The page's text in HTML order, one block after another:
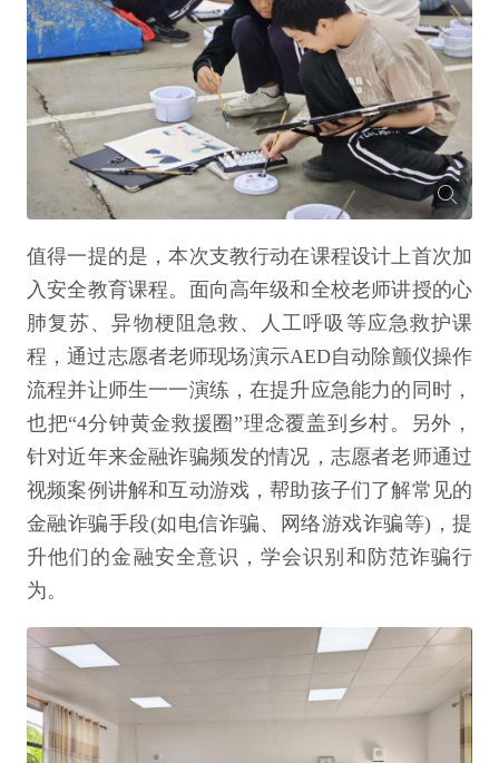
值得一提的是，本次支教行动在课程设计上首次加
入安全教育课程。面向高年级和全校老师讲授的心
肺复苏、异物梗阻急救、人工呼吸等应急救护课
程，通过志愿者老师现场演示AED自动除颤仪操作
流程并让师生一一演练，在提升应急能力的同时，
也把“4分钟黄金救援圈”理念覆盖到乡村。另外，
针对近年来金融诈骗频发的情况，志愿者老师通过
视频案例讲解和互动游戏，帮助孩子们了解常见的
金融诈骗手段(如电信诈骗、网络游戏诈骗等)，提
升他们的金融安全意识，学会识别和防范诈骗行
为。